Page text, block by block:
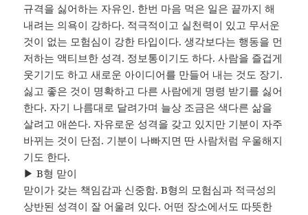
규격을 싫어하는 자유인. 한번 마음 먹은 일은 끝까지 해
내려는 의욕이 강하다. 적극적이고 실천력이 있고 무서운
것이 없는 모험심이 강한 타입이다. 생각보다는 행동을 먼
저하는 액티브한 성격. 정보통이기도 하다. 사람을 즐겁게
웃기기도 하고 새로운 아이디어를 만들어 내는 것도 장기.
싫고 좋은 것이 명확하고 다른 사람에게 명령 받기를 싫어
한다. 자기 나름대로 달려가며 늘상 조금은 색다른 삶을
살려고 애쓴다. 자유로운 성격을 갖고 있지만 기분이 자주
바뀌는 것이 단점. 기분이 나빠지면 딴 사람처럼 우울해지
기도 한다.
▶ B형 맏이
맏이가 갖는 책임감과 신중함. B형의 모험심과 적극성의
상반된 성격이 잘 어울려 있다. 어떤 장소에서도 따뜻한